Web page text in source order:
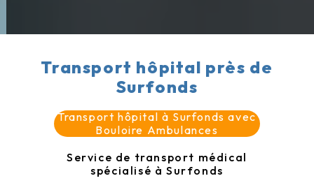
Transport hôpital près de
Surfonds
Transport hôpital à Surfonds avec
Bouloire Ambulances
Service de transport médical
spécialisé à Surfonds